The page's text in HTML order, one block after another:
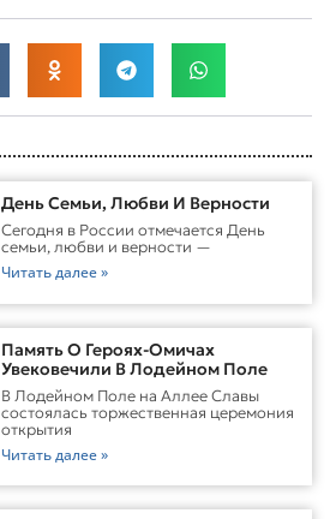
День Семьи, Любви И Верности
Сегодня в России отмечается День
семьи, любви и верности —
Читать далее »
Память О Героях-Омичах
Увековечили В Лодейном Поле
В Лодейном Поле на Аллее Славы
состоялась торжественная церемония
открытия
Читать далее »